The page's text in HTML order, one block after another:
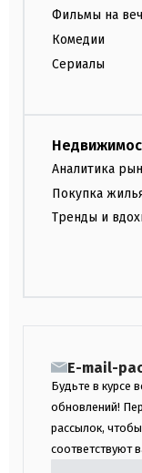
Фильмы на
Комедии
Сериалы
Аналитика
Покупка
Тренды и
E-mail-
Будьте в курсе
обновлений!
рассылок,
соответствуют